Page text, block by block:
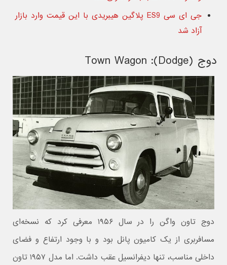
جی ای سی ES9 پلاگین هیبریدی با این قیمت وارد بازار
آزاد شد
دوج (Dodge): Town Wagon
دوج تاون واگن را در سال ۱۹۵۶ معرفی کرد که نسخه‌ای
مسافربری از یک کامیون پانل بود و با وجود ارتفاع و فضای
داخلی مناسب، تنها دیفرانسیل عقب داشت. اما مدل ۱۹۵۷ تاون